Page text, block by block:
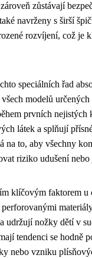
zůstávají
navrženy s širší
rozvíjení, což je
speciálních řad
modelů
prvních
látek a splňují
na to, aby všechny
riziko udušení nebo
klíčovým faktorem
perforovanými
a udržují nožky dětí v
tendenci se hodně
nebo vzniku